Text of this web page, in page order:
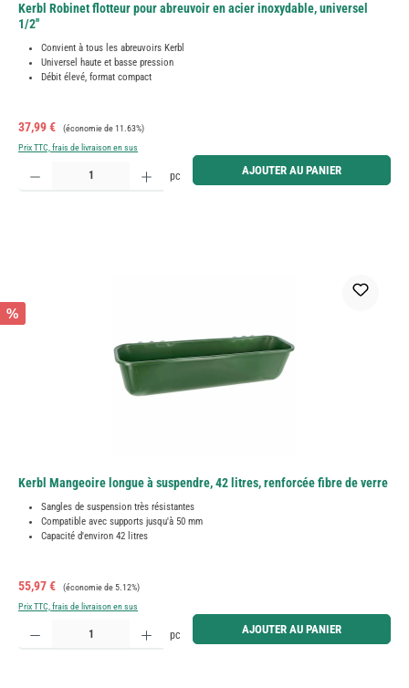
Kerbl Robinet flotteur pour abreuvoir en acier inoxydable, universel
1/2''
Convient à tous les abreuvoirs Kerbl
Universel haute et basse pression
Débit élevé, format compact
Prix de vente :
37,99 € Prix régulier :
(économie de 11.63%)
Prix TTC, frais de livraison en sus
Quantité de produit : Entrez la quantité souhaitée ou utilisez les boutons pour augmenter ou
pc AJOUTER AU PANIER
%
Kerbl Mangeoire longue à suspendre, 42 litres, renforcée fibre de verre
Sangles de suspension très résistantes
Compatible avec supports jusqu'à 50 mm
Capacité d'environ 42 litres
Prix de vente :
55,97 € Prix régulier :
(économie de 5.12%)
Prix TTC, frais de livraison en sus
Quantité de produit : Entrez la quantité souhaitée ou utilisez les boutons pour augmenter ou
pc AJOUTER AU PANIER